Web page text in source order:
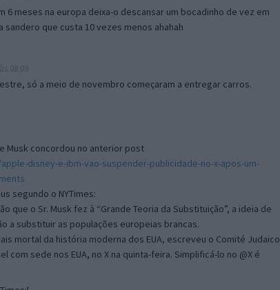
6 meses na europa deixa-o descansar um bocadinho de vez em
sandero que custa 10 vezes menos ahahah
só a meio de novembro começaram a entregar carros.
Musk concordou no anterior post
disney-e-ibm-vao-suspender-publicidade-no-x-apos-um-
segundo o NYTimes:
que o Sr. Musk fez à “Grande Teoria da Substituição”, a ideia de
a substituir as populações europeias brancas.
mortal da história moderna dos EUA, escreveu o Comité Judaico
sede nos EUA, no X na quinta-feira. Simplificá-lo no @X é